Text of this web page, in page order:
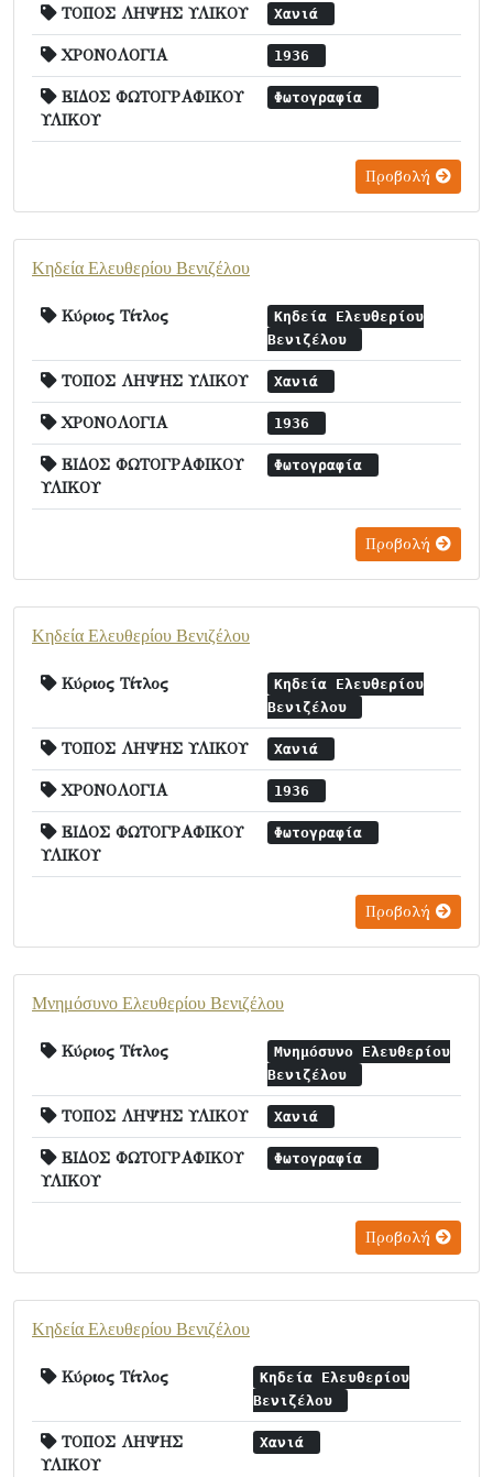
ΤΟΠΟΣ ΛΗΨΗΣ ΥΛΙΚΟΥ Χανιά
ΧΡΟΝΟΛΟΓΙΑ 1936
ΕΙΔΟΣ ΦΩΤΟΓΡΑΦΙΚΟΥ
ΥΛΙΚΟΥ
Φωτογραφία
Προβολή
Κηδεία Ελευθερίου Βενιζέλου
Κύριος Τίτλος
Κηδεία Ελευθερίου
Βενιζέλου
ΤΟΠΟΣ ΛΗΨΗΣ ΥΛΙΚΟΥ Χανιά
ΧΡΟΝΟΛΟΓΙΑ 1936
ΕΙΔΟΣ ΦΩΤΟΓΡΑΦΙΚΟΥ
ΥΛΙΚΟΥ
Φωτογραφία
Προβολή
Κηδεία Ελευθερίου Βενιζέλου
Κύριος Τίτλος
Κηδεία Ελευθερίου
Βενιζέλου
ΤΟΠΟΣ ΛΗΨΗΣ ΥΛΙΚΟΥ Χανιά
ΧΡΟΝΟΛΟΓΙΑ 1936
ΕΙΔΟΣ ΦΩΤΟΓΡΑΦΙΚΟΥ
ΥΛΙΚΟΥ
Φωτογραφία
Προβολή
Μνημόσυνο Ελευθερίου Βενιζέλου
Κύριος Τίτλος
Μνημόσυνο Ελευθερίου
Βενιζέλου
ΤΟΠΟΣ ΛΗΨΗΣ ΥΛΙΚΟΥ Χανιά
ΕΙΔΟΣ ΦΩΤΟΓΡΑΦΙΚΟΥ
ΥΛΙΚΟΥ
Φωτογραφία
Προβολή
Κηδεία Ελευθερίου Βενιζέλου
Κύριος Τίτλος
Κηδεία Ελευθερίου
Βενιζέλου
ΤΟΠΟΣ ΛΗΨΗΣ
ΥΛΙΚΟΥ
Χανιά